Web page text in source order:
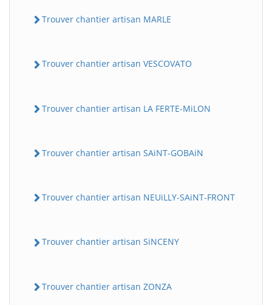
Trouver chantier artisan MARLE
Trouver chantier artisan VESCOVATO
Trouver chantier artisan LA FERTE-MiLON
Trouver chantier artisan SAiNT-GOBAiN
Trouver chantier artisan NEUiLLY-SAiNT-FRONT
Trouver chantier artisan SiNCENY
Trouver chantier artisan ZONZA